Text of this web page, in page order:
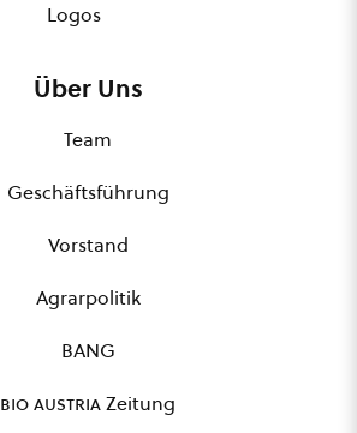
Logos
Über Uns
Team
Geschäftsführung
Vorstand
Agrarpolitik
BANG
bio austriaZeitung